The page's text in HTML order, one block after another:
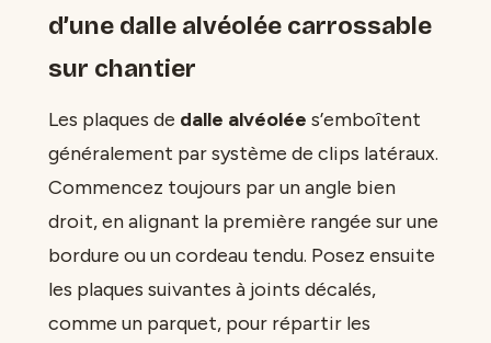
d’une dalle alvéolée carrossable
sur chantier
Les plaques de dalle alvéolée s’emboîtent
généralement par système de clips latéraux.
Commencez toujours par un angle bien
droit, en alignant la première rangée sur une
bordure ou un cordeau tendu. Posez ensuite
les plaques suivantes à joints décalés,
comme un parquet, pour répartir les